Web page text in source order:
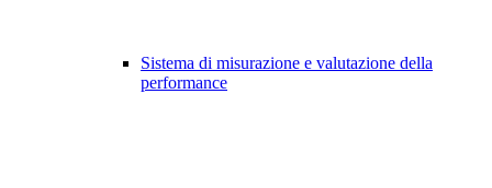
Sistema di misurazione e valutazione della
performance